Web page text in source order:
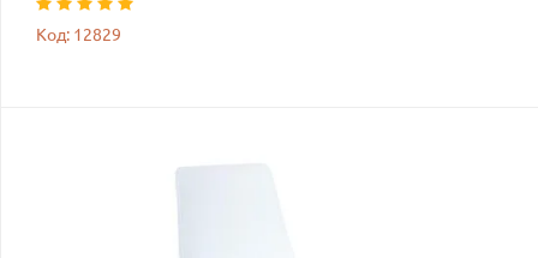
Код: 12829